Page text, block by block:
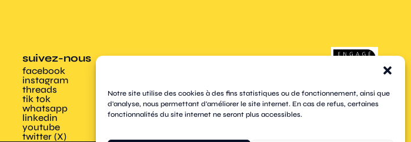
Notre site utilise des cookies à des fins statistiques ou de fonctionnement, ainsi que
d'analyse, nous permettant d'améliorer le site internet. En cas de refus, certaines
fonctionnalités du site internet ne seront plus accessibles.
suivez-nous
facebook
instagram
threads
tik tok
whatsapp
linkedin
youtube
twitter (X)
pages
plan du site
mentions légales
cookies
confidentialité